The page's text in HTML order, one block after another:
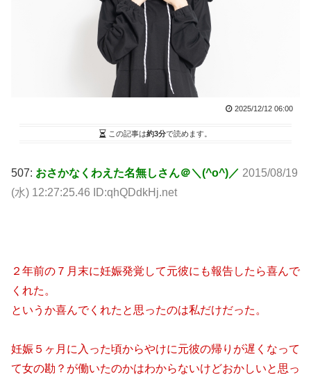
2025/12/12 06:00
この記事は約3分で読めます。
507: おさかなくわえた名無しさん＠＼(^o^)／ 2015/08/19
(水) 12:27:25.46 ID:qhQDdkHj.net
２年前の７月末に妊娠発覚して元彼にも報告したら喜んで
くれた。
というか喜んでくれたと思ったのは私だけだった。
妊娠５ヶ月に入った頃からやけに元彼の帰りが遅くなって
て女の勘？が働いたのかはわからないけどおかしいと思っ